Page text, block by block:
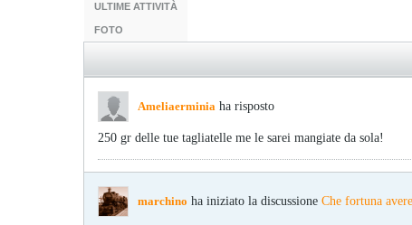
ULTIME ATTIVITÀ
FOTO
Ameliaerminia ha risposto
250 gr delle tue tagliatelle me le sarei mangiate da sola!
marchino ha iniziato la discussione Che fortuna